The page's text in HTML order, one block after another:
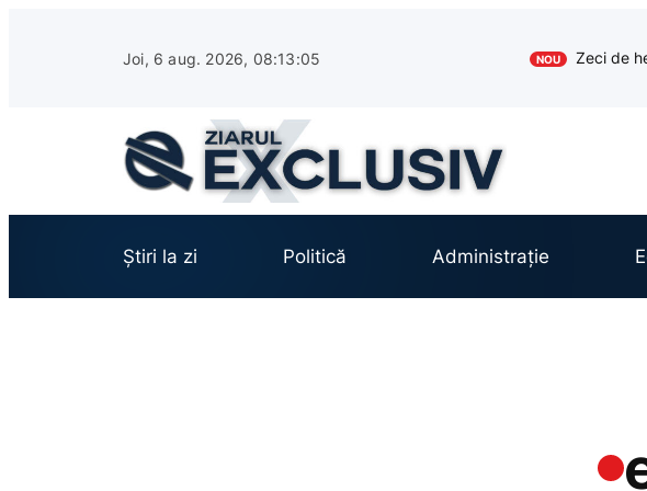
Joi, 6 aug. 2026, 08:13:06 NOU Zeci de
Știri la zi Politică Administrație